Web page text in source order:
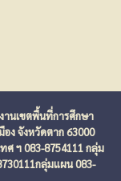
านเขตพื้นที่การศึกษา
ง จังหวัดตาก 63000
ศ ฯ 083-8754111 กลุ่ม
กลุ่มแผน 083-